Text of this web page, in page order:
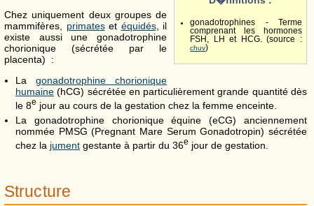
gonadotrophines - Terme
comprenant les hormones
FSH, LH et HCG. (source :
chuv)
Chez uniquement deux groupes de
mammifères, primateset équidés, il
existe aussi une gonadotrophine
chorionique (sécrétée par le
placenta) :
La gonadotrophine chorionique
humaine (hCG) sécrétée en particulièrement grande quantité dès
le 8e jour au cours de la gestation chez la femme enceinte.
La gonadotrophine chorionique équine (eCG) anciennement
nommée PMSG (Pregnant Mare Serum Gonadotropin) sécrétée
chez la jument gestante à partir du 36e jour de gestation.
Structure